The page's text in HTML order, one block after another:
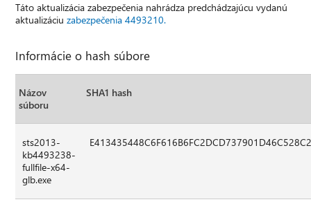
Táto aktualizácia zabezpečenia nahrádza predchádzajúcu vydanú
aktualizáciuzabezpečenia 4493210.
Informácie o hash súbore
Názov
súboru
SHA1 hash
sts2013-
kb4493238-
fullfile-x64-
glb.exe